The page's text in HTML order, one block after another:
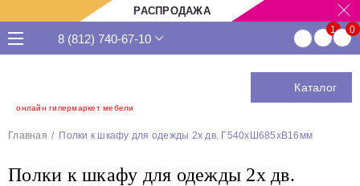
РАСПРОДАЖА
онлайн гипермаркет мебели
8 (812) 740-67-10
Каталог
Главная Полки к шкафу для одежды 2х дв. Г540хШ685хВ16мм
Полки к шкафу для одежды 2х дв.